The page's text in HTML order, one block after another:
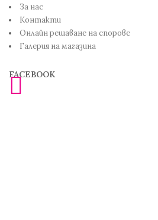
За нас
Контакти
Онлайн решаване на спорове
Галерия на магазина
FACEBOOK